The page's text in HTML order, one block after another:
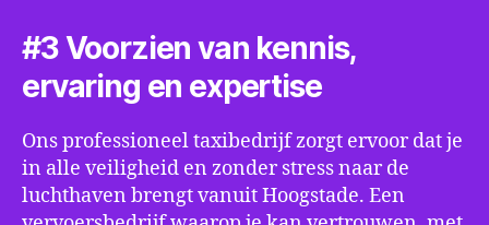
#3 Voorzien van kennis,
ervaring en expertise
Ons professioneel taxibedrijf zorgt ervoor dat je
in alle veiligheid en zonder stress naar de
luchthaven brengt vanuit Hoogstade. Een